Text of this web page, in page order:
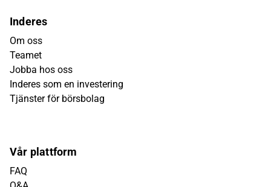
Inderes
Om oss
Teamet
Jobba hos oss
Inderes som en investering
Tjänster för börsbolag
Vår plattform
FAQ